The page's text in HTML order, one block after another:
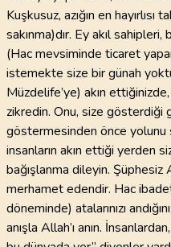
Kuşkusuz, azığın en
sakınma)dır. Ey akıl sahipleri,
(Hac mevsiminde ticaret
istemekte size bir günah
Müzdelife’ye) akın ettiğinizde,
zikredin. Onu, size gösterdiği
göstermesinden önce yolunu
insanların akın ettiği yerden
bağışlanma dileyin. Şüphesiz
merhamet edendir. Hac
döneminde) atalarınızı
anışla Allah’ı anın.